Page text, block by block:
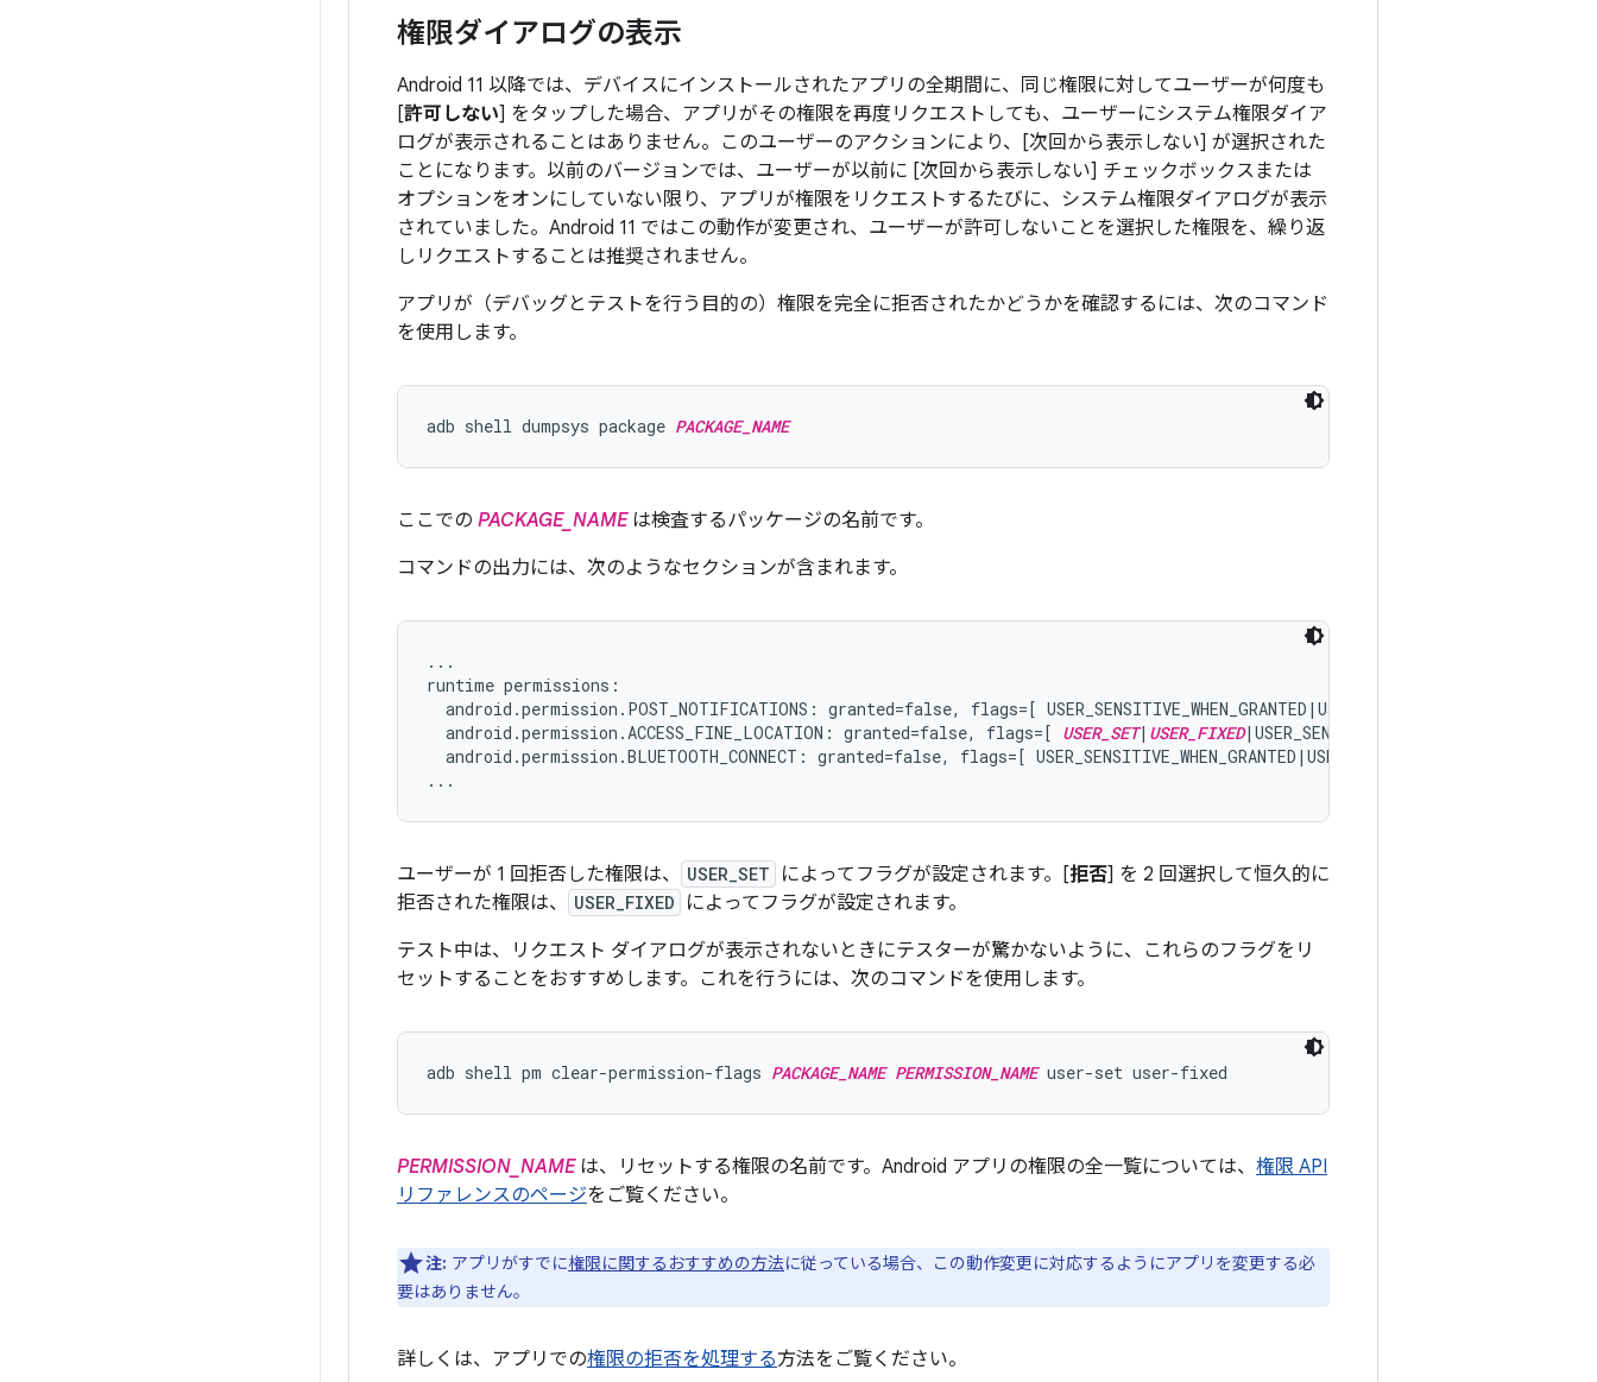
権限ダイアログの表示
Android 11 以降では、デバイスにインストールされたアプリの全期間に、同じ権限に対してユーザーが何度も
[許可しない] をタップした場合、アプリがその権限を再度リクエストしても、ユーザーにシステム権限ダイア
ログが表示されることはありません。このユーザーのアクションにより、[次回から表示しない] が選択された
ことになります。以前のバージョンでは、ユーザーが以前に [次回から表示しない] チェックボックスまたは
オプションをオンにしていない限り、アプリが権限をリクエストするたびに、システム権限ダイアログが表示
されていました。Android 11 ではこの動作が変更され、ユーザーが許可しないことを選択した権限を、繰り返
しリクエストすることは推奨されません。
アプリが（デバッグとテストを行う目的の）権限を完全に拒否されたかどうかを確認するには、次のコマンド
を使用します。
adb shell dumpsys package PACKAGE_NAME
ここでの PACKAGE_NAMEは検査するパッケージの名前です。
コマンドの出力には、次のようなセクションが含まれます。
...
runtime permissions:
  android.permission.POST_NOTIFICATIONS: granted=false, flags=[ USER_SENSITIVE_WHEN_GRANTED|USER_SENSITIVE_WHEN_DENIED]
  android.permission.ACCESS_FINE_LOCATION: granted=false, flags=[
USER_SET| USER_FIXED
  android.permission.BLUETOOTH_CONNECT: granted=false, flags=[ USER_SENSITIVE_WHEN_GRANTED|USER_SENSITIVE_WHEN_DENIED]
ユーザーが 1 回拒否した権限は、 USER_SET によってフラグが設定されます。[拒否] を 2 回選択して恒久的に
拒否された権限は、
USER_FIXED
によってフラグが設定されます。
テスト中は、リクエスト ダイアログが表示されないときにテスターが驚かないように、これらのフラグをリ
セットすることをおすすめします。これを行うには、次のコマンドを使用します。
adb shell pm clear-permission-flags PACKAGE_NAME PERMISSION_NAME user-set user-fixed
PERMISSION_NAMEは、リセットする権限の名前です。Android アプリの権限の全一覧については、 権限 API
リファレンスのページをご覧ください。
注: アプリがすでに権限に関するおすすめの方法に従っている場合、この動作変更に対応するようにアプリを変更する必
要はありません。
詳しくは、アプリでの権限の拒否を処理する方法をご覧ください。